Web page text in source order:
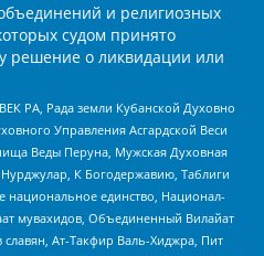
и религиозных
судом принято
решение о ликвидации или
РА, Рада земли Кубанской Духовно
Управления Асгардской Веси
Веды Перуна, Мужская Духовная
К Богодержавию, Таблиги
национальное единство, Национал-
мувахидов, Объединенный Вилайат
Ат-Такфир Валь-Хиджра, Пит